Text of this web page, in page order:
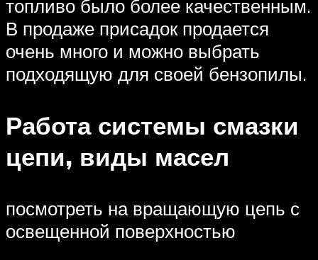
топливо было более качественным.
В продаже присадок продается
очень много и можно выбрать
подходящую для своей бензопилы.
Работа системы смазки
цепи, виды масел
посмотреть на вращающую цепь с
освещенной поверхностью